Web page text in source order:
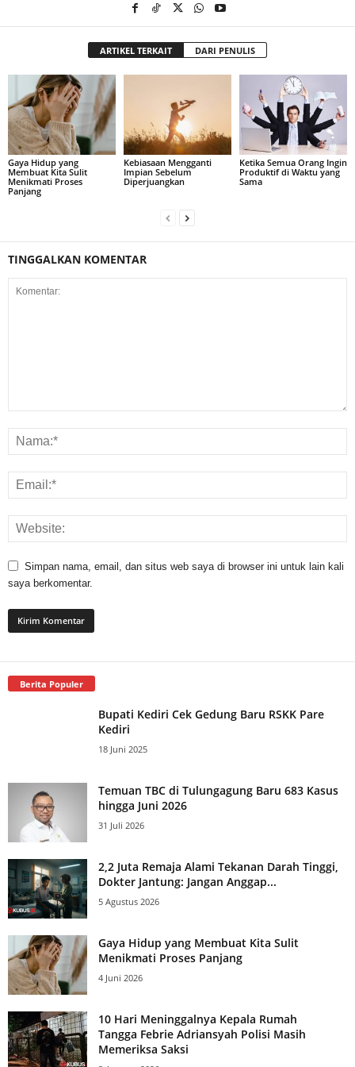
ARTIKEL TERKAIT DARI PENULIS
Gaya Hidup yang
Membuat Kita Sulit
Menikmati Proses
Panjang
Kebiasaan Mengganti
Impian Sebelum
Diperjuangkan
Ketika Semua Orang Ingin
Produktif di Waktu yang
Sama
TINGGALKAN KOMENTAR
Simpan nama, email, dan situs web saya di browser ini untuk lain kali
saya berkomentar.
Berita Populer
Bupati Kediri Cek Gedung Baru RSKK Pare
Kediri
18 Juni 2025
Temuan TBC di Tulungagung Baru 683 Kasus
hingga Juni 2026
31 Juli 2026
2,2 Juta Remaja Alami Tekanan Darah Tinggi,
Dokter Jantung: Jangan Anggap...
5 Agustus 2026
Gaya Hidup yang Membuat Kita Sulit
Menikmati Proses Panjang
4 Juni 2026
10 Hari Meninggalnya Kepala Rumah
Tangga Febrie Adriansyah Polisi Masih
Memeriksa Saksi